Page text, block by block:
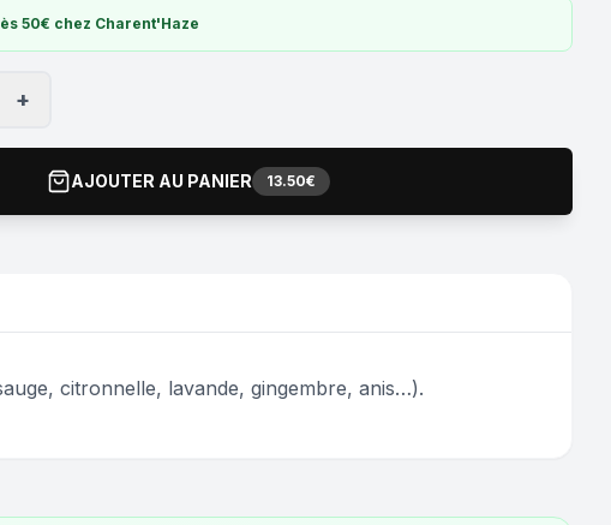
50€ chez Charent'Haze
+
AJOUTER AU PANIER 13.50€
citronnelle, lavande, gingembre, anis…).